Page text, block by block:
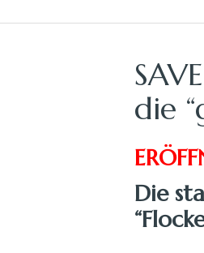
die
Die